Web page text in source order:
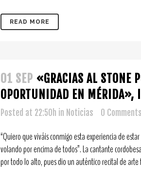
READ MORE
01 SEP «GRACIAS AL STONE
OPORTUNIDAD EN MÉRIDA»,
Posted at 22:50h in Noticias 0 Comments
“Quiero que viváis conmigo esta experiencia de
volando por encima de todos”. La cantante
por todo lo alto, pues dio un auténtico recital de arte